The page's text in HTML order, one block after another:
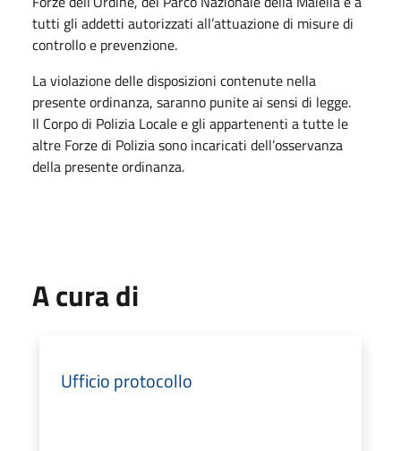
tutti gli addetti autorizzati all’attuazione di misure di
controllo e prevenzione.
La violazione delle disposizioni contenute nella
presente ordinanza, saranno punite ai sensi di legge.
Il Corpo di Polizia Locale e gli appartenenti a tutte le
altre Forze di Polizia sono incaricati dell’osservanza
della presente ordinanza.
A cura di
Ufficio protocollo